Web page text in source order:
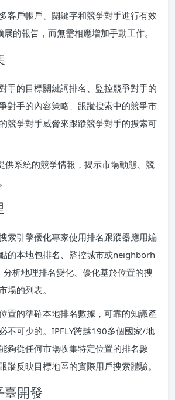
客戶帳戶、關鍵字和競爭對手進行有效
的報告，而無需相應增加手動工作。
手的目標關鍵詞排名、監控競爭對手的
對手的內容策略、跟蹤搜索中的競爭市
競爭對手威脅來跟蹤競爭對手的搜索可
供系統的競爭情報，揭示市場動態、競
索引擎優化專家使用排名跟蹤器應用編
的本地包排名、監控城市或neighborh
析地理排名變化、優化基於位置的搜
場的列表。
置的準確本地排名數據，可靠的知識產
不可少的。IPFLY跨越190多個國家/地
夠從任何市場收集特定位置的排名數
蹤反映目標地區的實際用戶搜索體驗。
臺開發